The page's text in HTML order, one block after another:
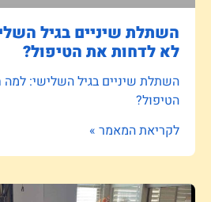
השתלת שיניים בגיל
לא לדחות את הטיפול?
השתלת שיניים בגיל השלישי:
הטיפול?
לקריאת המאמר »